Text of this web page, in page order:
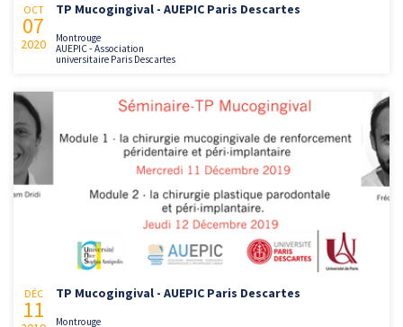
OCT
07
2020
TP Mucogingival - AUEPIC Paris Descartes
Montrouge
AUEPIC - Association
universitaire Paris Descartes
DÉC
11
TP Mucogingival - AUEPIC Paris Descartes
Montrouge